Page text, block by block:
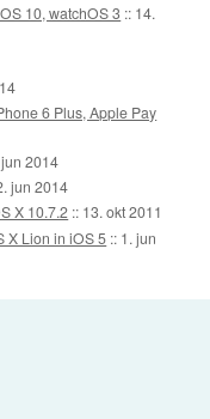
10, watchOS 3 :: 14.
6 Plus, Apple Pay
2014
jun 2014
X 10.7.2 :: 13. okt 2011
X Lion in iOS 5 :: 1. jun